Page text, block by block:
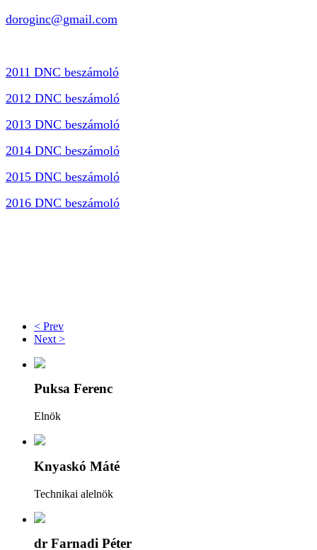
doroginc@gmail.com
2011 DNC beszámoló
2012 DNC beszámoló
2013 DNC beszámoló
2014 DNC beszámoló
2015 DNC beszámoló
2016 DNC beszámoló
< Prev
Next >
Puksa Ferenc
Elnök
Knyaskó Máté
Technikai alelnök
dr Farnadi Péter